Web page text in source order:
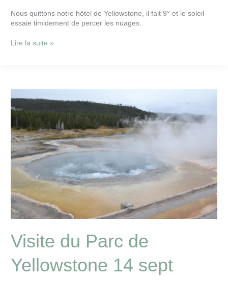
Nous quittons notre hôtel de Yellowstone, il fait 9° et le soleil
essaie timidement de percer les nuages.
Lire la suite »
Visite du Parc de
Yellowstone 14 sept
Parc
de
Yellowstone
14
sept